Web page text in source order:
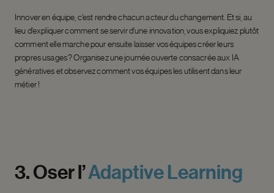
Innover en équipe, c’est rendre chacun acteur du changement. Et si, au
lieu d’expliquer comment se servir d’une innovation, vous expliquiez plutôt
comment elle marche pour ensuite laisser vos équipes créer leurs
propres usages ? Organisez une journée ouverte consacrée aux IA
génératives et observez comment vos équipes les utilisent dans leur
métier !
3.Oserl’AdaptiveLearning